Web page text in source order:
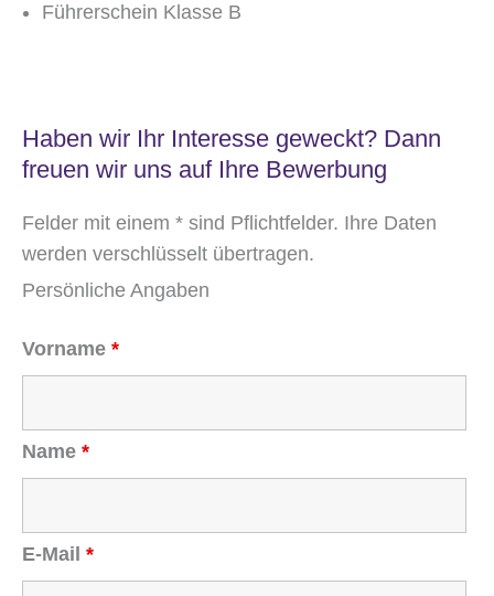
Führerschein Klasse B
Haben wir Ihr Interesse geweckt? Dann
freuen wir uns auf Ihre Bewerbung
Felder mit einem * sind Pflichtfelder. Ihre Daten
werden verschlüsselt übertragen.
Persönliche Angaben
Vorname *
Name *
E-Mail *